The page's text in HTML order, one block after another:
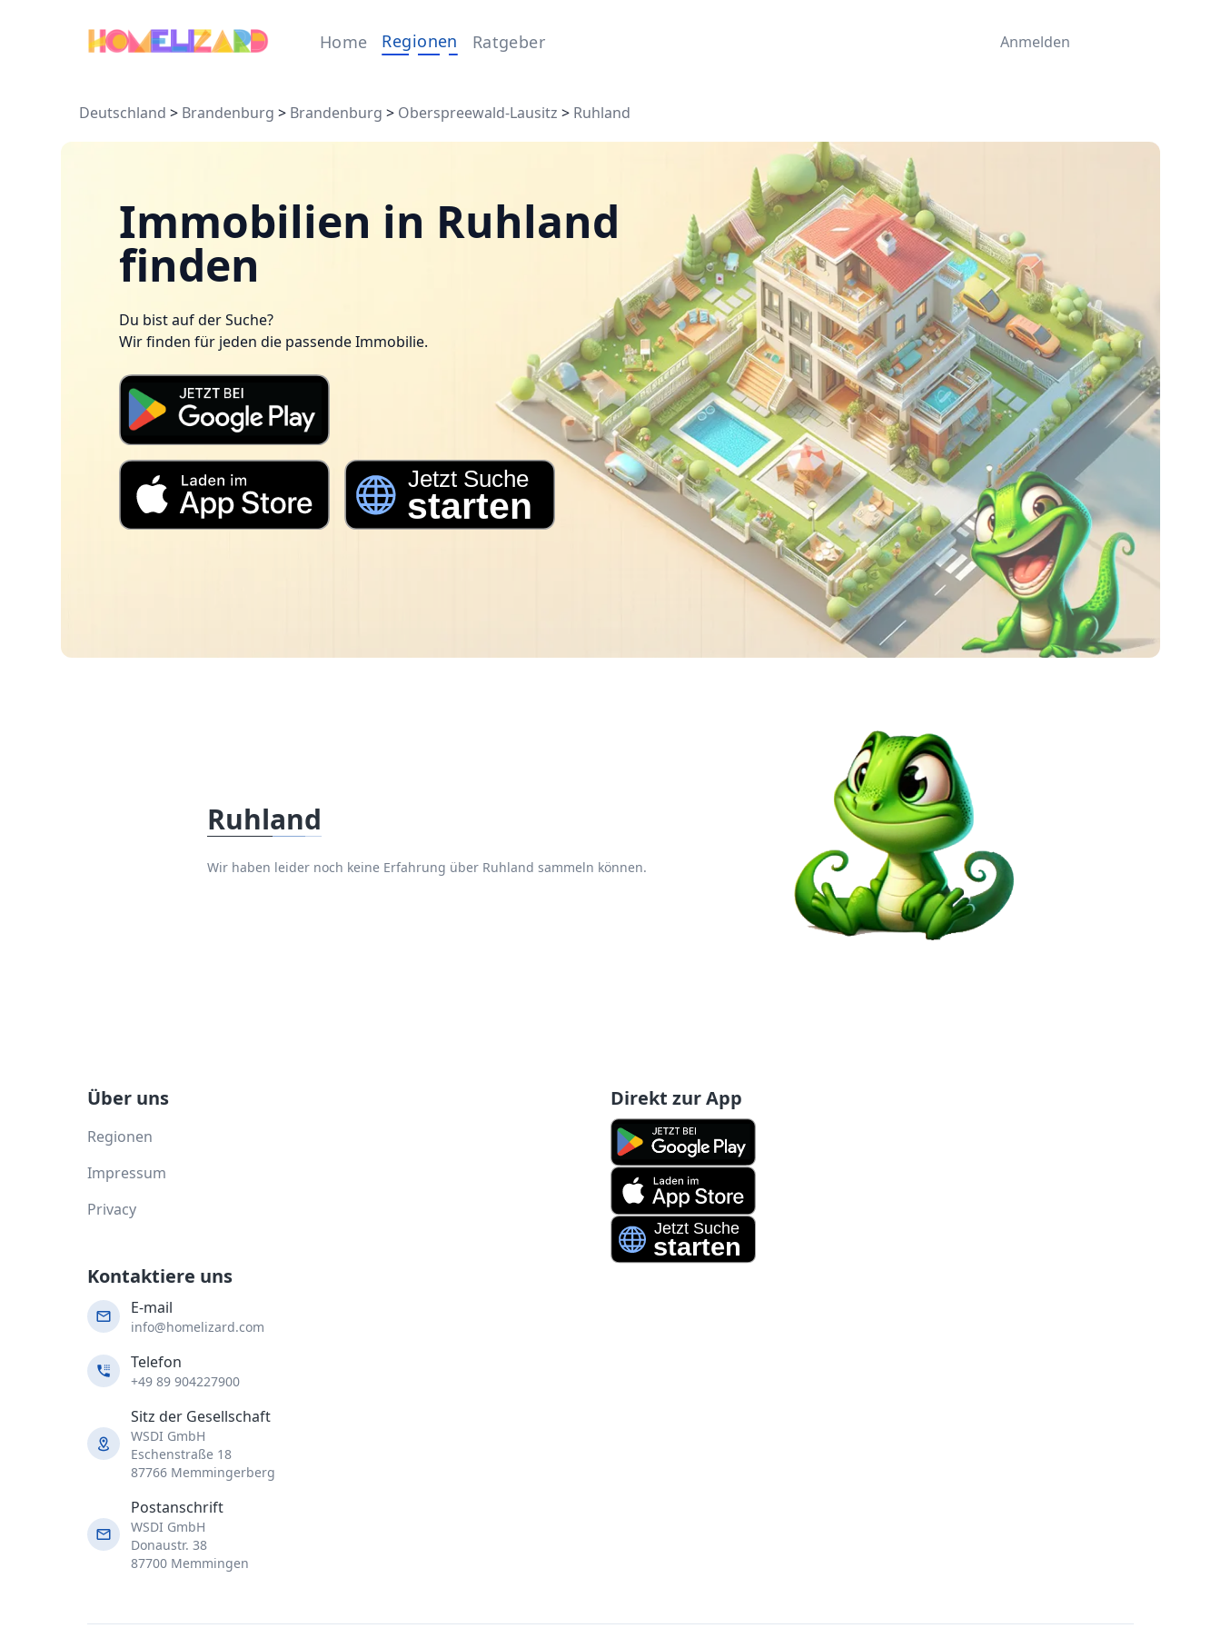
Home Regionen Ratgeber Anmelden
Deutschland > Brandenburg > Brandenburg > Oberspreewald-Lausitz > Ruhland
Immobilien in Ruhland
finden
Du bist auf der Suche?
Wir finden für jeden die passende Immobilie.
Ruhland
Wir haben leider noch keine Erfahrung über Ruhland sammeln können.
Über uns
Regionen
Impressum
Privacy
Direkt zur App
Kontaktiere uns
E-mail
info@homelizard.com
Telefon
+49 89 904227900
Sitz der Gesellschaft
WSDI GmbH
Eschenstraße 18
87766 Memmingerberg
Postanschrift
WSDI GmbH
Donaustr. 38
87700 Memmingen